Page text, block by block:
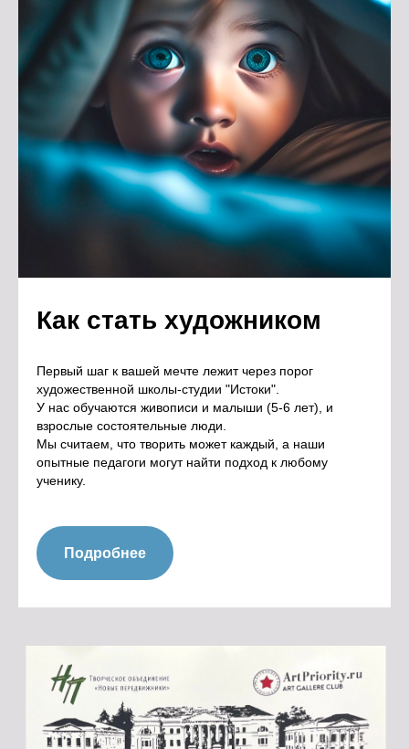
Как стать художником
Первый шаг к вашей мечте лежит через порог
художественной школы-студии "Истоки".
У нас обучаются живописи и малыши (5-6 лет), и
взрослые состоятельные люди.
Мы считаем, что творить может каждый, а наши
опытные педагоги могут найти подход к любому
ученику.
Подробнее